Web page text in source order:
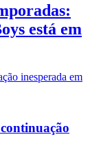
está em